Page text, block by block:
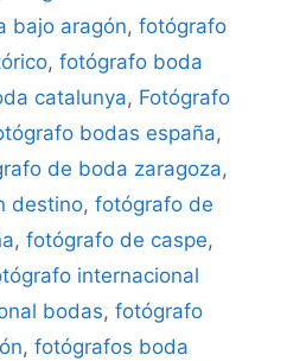
bajo aragón, fotógrafo
, fotógrafo boda
catalunya, Fotógrafo
bodas españa,
de boda zaragoza,
destino, fotógrafo de
, fotógrafo de caspe,
internacional
bodas, fotógrafo
, fotógrafos boda